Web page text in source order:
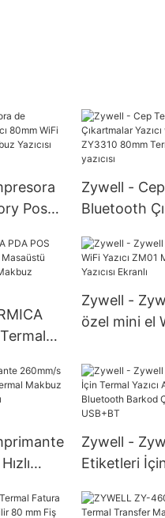
Pos
Zywell -
Bluetooth
ZY3310
Sticker POS
POS
Zywell -
özel mini el
Makbuz
Yazıcı
Zywell -
Etiketleri
Bluetooth